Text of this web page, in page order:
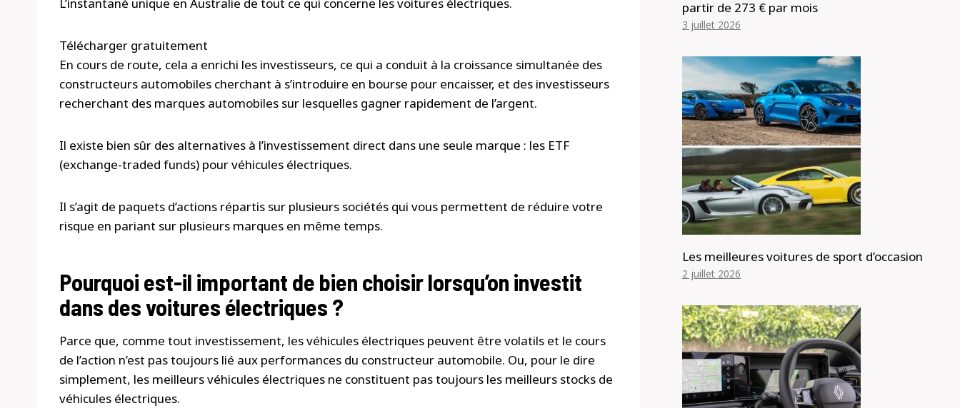
Télécharger gratuitement
En cours de route, cela a enrichi les investisseurs, ce qui a conduit à la croissance simultanée des
constructeurs automobiles cherchant à s’introduire en bourse pour encaisser, et des investisseurs
recherchant des marques automobiles sur lesquelles gagner rapidement de l’argent.
Il existe bien sûr des alternatives à l’investissement direct dans une seule marque : les ETF
(exchange-traded funds) pour véhicules électriques.
Il s’agit de paquets d’actions répartis sur plusieurs sociétés qui vous permettent de réduire votre
risque en pariant sur plusieurs marques en même temps.
Pourquoi est-il important de bien choisir lorsqu’on investit
dans des voitures électriques ?
Parce que, comme tout investissement, les véhicules électriques peuvent être volatils et le cours
de l’action n’est pas toujours lié aux performances du constructeur automobile. Ou, pour le dire
simplement, les meilleurs véhicules électriques ne constituent pas toujours les meilleurs stocks de
véhicules électriques.
partir de 273 € par mois
3 juillet 2026
Les meilleures voitures de sport d’occasion
2 juillet 2026